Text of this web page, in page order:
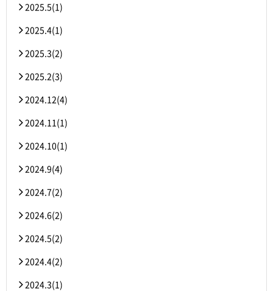
2025.5(1)
2025.4(1)
2025.3(2)
2025.2(3)
2024.12(4)
2024.11(1)
2024.10(1)
2024.9(4)
2024.7(2)
2024.6(2)
2024.5(2)
2024.4(2)
2024.3(1)